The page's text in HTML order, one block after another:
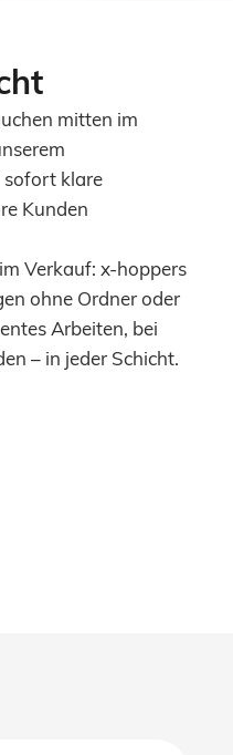
mitten im
sofort klare
Kunden
Verkauf: x-hoppers
ohne Ordner oder
Arbeiten, bei
– in jeder Schicht.